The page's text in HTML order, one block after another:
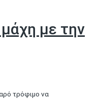
με την
τρόφιμο να